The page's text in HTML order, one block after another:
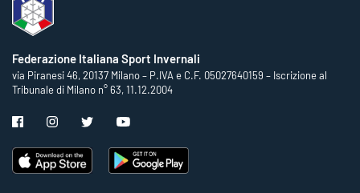
Federazione Italiana Sport Invernali
via Piranesi 46, 20137 Milano – P.IVA e C.F. 05027640159 – Iscrizione al
Tribunale di Milano n° 63, 11.12.2004